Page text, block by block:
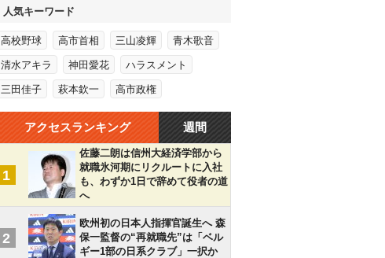
人気キーワード
高校野球 高市首相 三山凌輝 青木歌音
清水アキラ 神田愛花 ハラスメント
三田佳子 萩本欽一 高市政権
アクセスランキング 週間
1
佐藤二朗は信州大経済学部から
就職氷河期にリクルートに入社
も、わずか1日で辞めて役者の道
へ
2
欧州初の日本人指揮官誕生へ 森
保一監督の“再就職先”は「ベル
ギー1部の日系クラブ」一択か